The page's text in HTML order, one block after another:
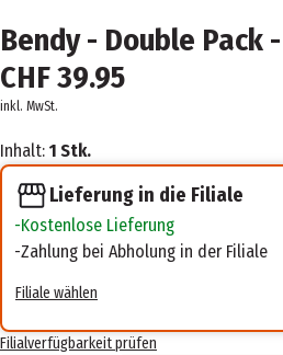
Bendy - Double Pack
CHF 39.95
inkl. MwSt.
Inhalt: 1 Stk.
Lieferung in die Filiale
Kostenlose Lieferung
Zahlung bei Abholung in der Filiale
Filiale wählen
Filialverfügbarkeit prüfen